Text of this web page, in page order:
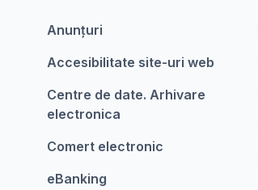
Anunțuri
Accesibilitate site-uri web
Centre de date. Arhivare
electronica
Comert electronic
eBanking